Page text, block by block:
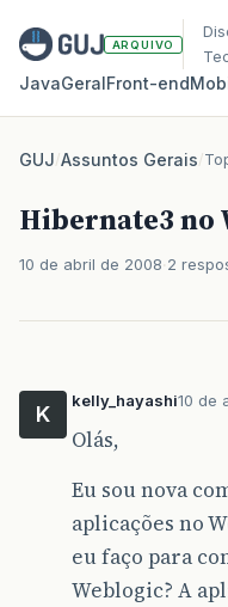
ARQUIVO
JavaGeralFront‑end
GUJ/Assuntos Gerais/
Hibernate3 no
10 de abril de 2008 2
K
kelly_hayashi10 de
Olás,
Eu sou nova
aplicações no
eu faço para
Weblogic? A